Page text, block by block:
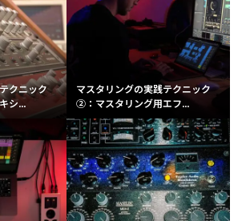
クニック
シ...
マスタリングの実践テクニック
②：マスタリング用エフ...